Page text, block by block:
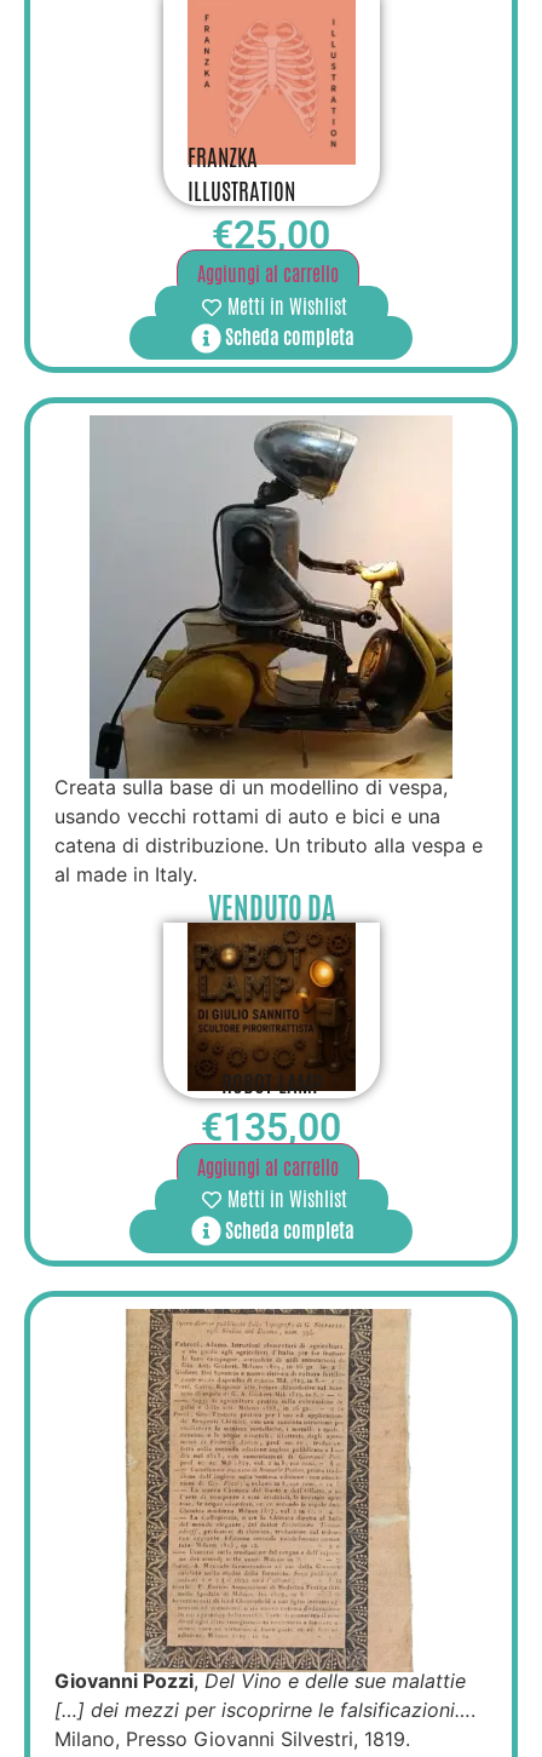
FRANZKA
ILLUSTRATION
€25,00
Aggiungi al carrello
Metti in Wishlist
Scheda completa
Creata sulla base di un modellino di vespa,
usando vecchi rottami di auto e bici e una
catena di distribuzione. Un tributo alla vespa e
al made in Italy.
VENDUTO DA
ROBOT LAMP
€135,00
Aggiungi al carrello
Metti in Wishlist
Scheda completa
Giovanni Pozzi,Del Vino e delle sue malattie
[…] dei mezzi per iscoprirne le falsificazioni….
Milano, Presso Giovanni Silvestri, 1819.